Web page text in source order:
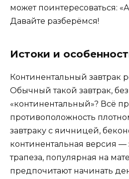
может поинтересоваться:
Давайте разберёмся!
Истоки и
Континентальный завтрак
Обычный такой завтрак,
«континентальный»? Всё
противоположность
завтраку с яичницей,
континентальная версия —
трапеза, популярная на
предпочитают начинать